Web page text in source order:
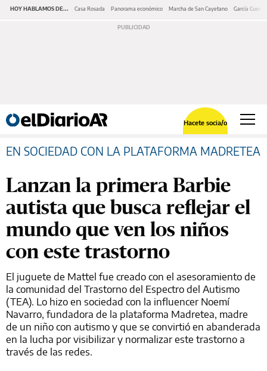
HOY HABLAMOS DE... Casa Rosada Panorama económico Marcha de San Cayetano García Cuerva
Hacete socia/o
EN SOCIEDAD CON LA PLATAFORMA MADRETEA
Lanzan la primera Barbie
autista que busca reflejar el
mundo que ven los niños
con este trastorno
El juguete de Mattel fue creado con el asesoramiento de
la comunidad del Trastorno del Espectro del Autismo
(TEA). Lo hizo en sociedad con la influencer Noemí
Navarro, fundadora de la plataforma Madretea, madre
de un niño con autismo y que se convirtió en abanderada
en la lucha por visibilizar y normalizar este trastorno a
través de las redes.